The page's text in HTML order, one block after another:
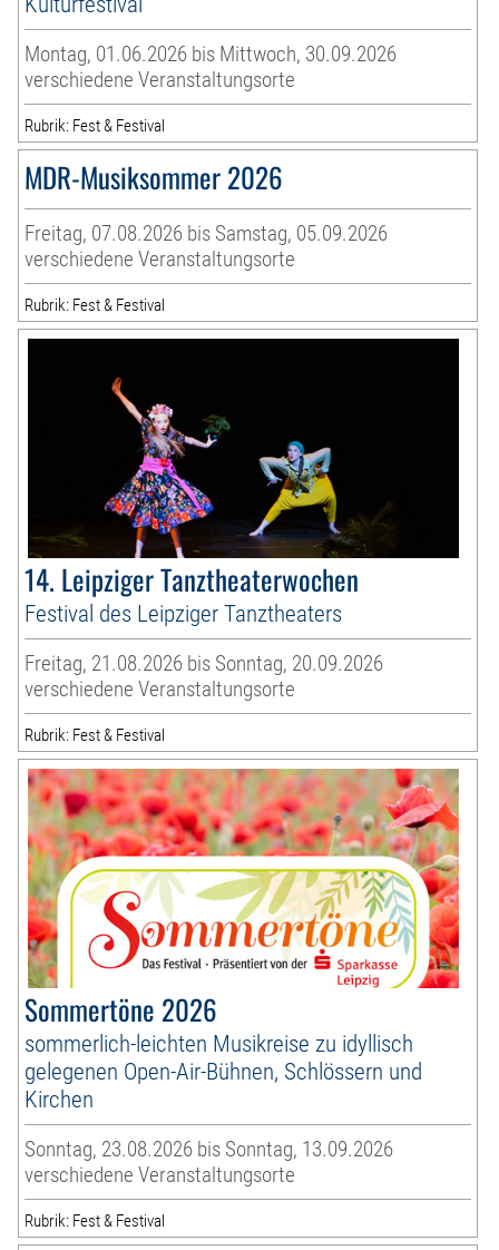
Montag, 01.06.2026 bis Mittwoch, 30.09.2026
verschiedene Veranstaltungsorte
Rubrik: Fest & Festival
MDR-Musiksommer 2026
Freitag, 07.08.2026 bis Samstag, 05.09.2026
verschiedene Veranstaltungsorte
Rubrik: Fest & Festival
14. Leipziger Tanztheaterwochen
Festival des Leipziger Tanztheaters
Freitag, 21.08.2026 bis Sonntag, 20.09.2026
verschiedene Veranstaltungsorte
Rubrik: Fest & Festival
Sommertöne 2026
sommerlich-leichten Musikreise zu idyllisch
gelegenen Open-Air-Bühnen, Schlössern und
Kirchen
Sonntag, 23.08.2026 bis Sonntag, 13.09.2026
verschiedene Veranstaltungsorte
Rubrik: Fest & Festival